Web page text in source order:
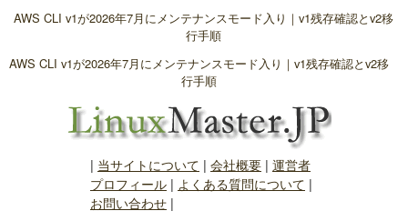
AWS CLI v1が2026年7月にメンテナンスモード入り｜v1残存確認とv2移
行手順
AWS CLI v1が2026年7月にメンテナンスモード入り｜v1残存確認とv2移
行手順
| 当サイトについて | 会社概要| 運営者
プロフィール| よくある質問について |
お問い合わせ|